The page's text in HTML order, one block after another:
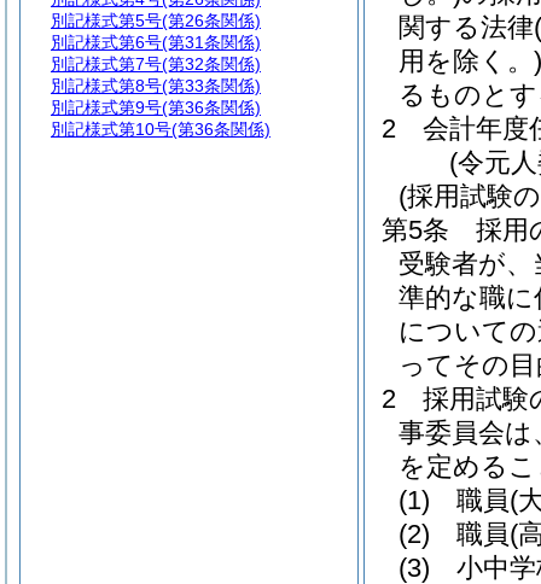
関する法律
用を除く。)
るものと
2
会計年度
(令元
(採用試験
第5条
採用
受験者が
準的な職に
について
ってその
2
採用試験
事委員会
を定める
(1)
職員(
(2)
職員(
(3)
小中
別記様式第5号(第26条関係)
別記様式第6号(第31条関係)
別記様式第7号(第32条関係)
別記様式第8号(第33条関係)
別記様式第9号(第36条関係)
別記様式第10号(第36条関係)